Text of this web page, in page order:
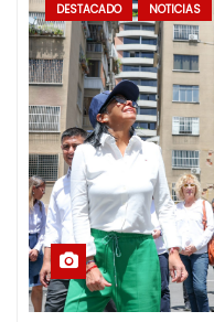
DESTACADO NOTICIAS